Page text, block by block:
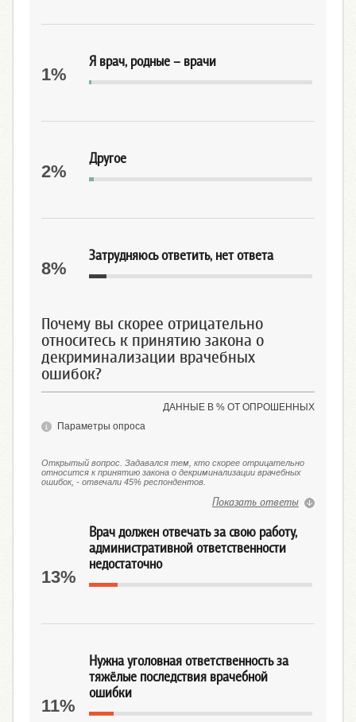
Я врач, родные – врачи
1%
Другое
2%
Затрудняюсь ответить, нет ответа
8%
Почему вы скорее отрицательно
относитесь к принятию закона о
декриминализации врачебных
ошибок?
ДАННЫЕ В % ОТ ОПРОШЕННЫХ
Параметры опроса
Открытый вопрос. Задавался тем, кто скорее отрицательно
относится к принятию закона о декриминализации врачебных
ошибок, - отвечали 45% респондентов.
Показать ответы
Врач должен отвечать за свою работу,
административной ответственности
недостаточно
13%
Нужна уголовная ответственность за
тяжёлые последствия врачебной
ошибки
11%